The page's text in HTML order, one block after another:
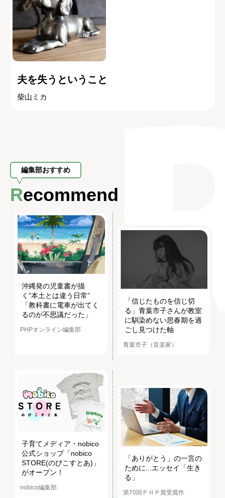
夫を失うということ
柴山ミカ
編集部おすすめ
Recommend
沖縄発の児童書が描
く“本土とは違う日常”
「教科書に電車が出てく
るのが不思議だった」
PHPオンライン編集部
「信じたものを信じ切
る」青葉市子さんが教室
に馴染めない思春期を過
ごし見つけた軸
青葉市子（音楽家）
子育てメディア・nobico
公式ショップ「nobico
STORE(のびこすとあ)」
がオープン！
nobico編集部
「ありがとう」の一言の
ために...エッセイ「生き
る」
第70回ＰＨＰ賞受賞作